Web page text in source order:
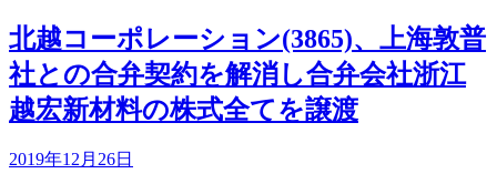
北越コーポレーション(3865)、上海敦普
社との合弁契約を解消し合弁会社浙江
越宏新材料の株式全てを譲渡
2019年12月26日